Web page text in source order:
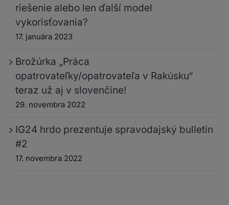
riešenie alebo len ďalší model
vykorisťovania?
17. januára 2023
Brožúrka „Práca
opatrovateľky/opatrovateľa v Rakúsku“
teraz už aj v slovenčine!
29. novembra 2022
IG24 hrdo prezentuje spravodajský bulletin
#2
17. novembra 2022